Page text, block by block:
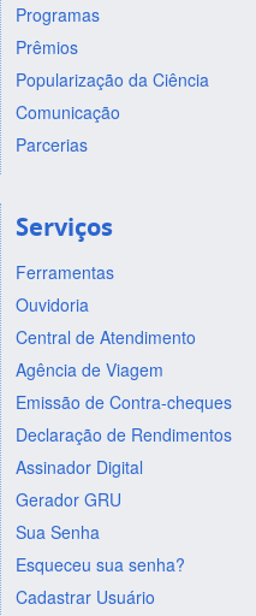
Programas
Prêmios
Popularização da Ciência
Comunicação
Parcerias
Serviços
Ferramentas
Ouvidoria
Central de Atendimento
Agência de Viagem
Emissão de Contra-cheques
Declaração de Rendimentos
Assinador Digital
Gerador GRU
Sua Senha
Esqueceu sua senha?
Cadastrar Usuário